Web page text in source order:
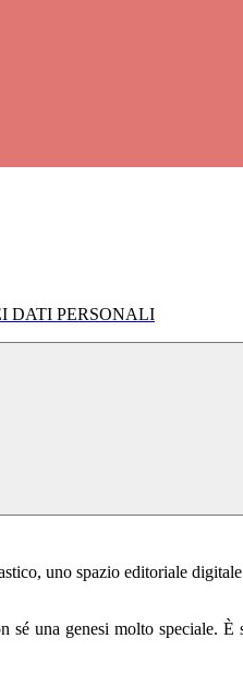
DATI PERSONALI
uno spazio editoriale
sé una genesi molto speciale.